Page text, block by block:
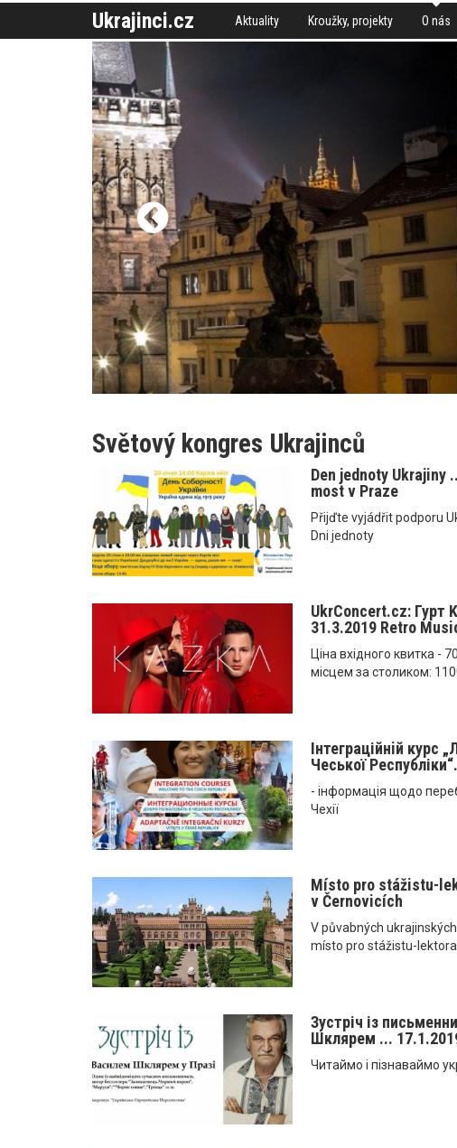
Ukrajinci.cz Aktuality Kroužky, projekty O nás
Světový kongres Ukrajinců
Den jednoty Ukrajiny
most v Praze
Přijďte vyjádřit podporu
Dni jednoty
UkrConcert.cz: Гурт
31.3.2019 Retro
Ціна вхідного квитка -
місцем за столиком:
Інтеграційнiй курс
Чеської
- інформація щодо
Чехії
Místo pro stážistu-
v Černovicích
V půvabných
místo pro stážistu-
Зустріч із
Шклярем ...
Читаймо і пізнаваймо